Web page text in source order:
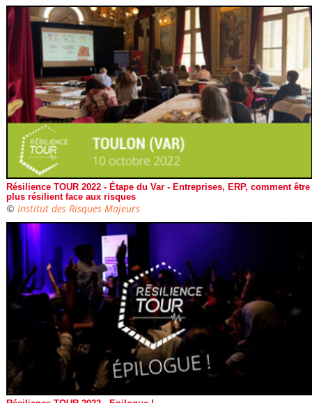
Résilience TOUR 2022 - Étape du Var - Entreprises, ERP, comment être
plus résilient face aux risques
© Institut des Risques Majeurs